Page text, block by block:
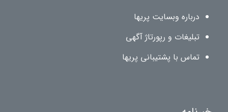
درباره وبسایت پریها
تبلیغات و رپورتاژ آگهی
تماس با پشتیبانی پریها